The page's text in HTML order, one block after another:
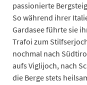
passionierte
So während ihrer
Gardasee führte sie
Trafoi zum
nochmal nach
aufs Viglijoch, nach
die Berge stets